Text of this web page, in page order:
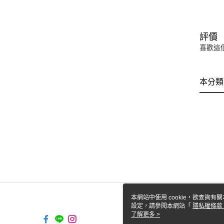
評價
喜歡這
本分
本網站中使用 cookie，欲查詢有
設定，請參閱本網站「 隱私權條款
使用 cookie。
了解更多 >